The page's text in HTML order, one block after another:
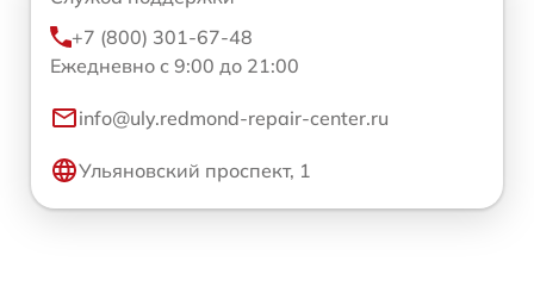
+7 (800) 301-67-48
Ежедневно с 9:00 до 21:00
info@uly.redmond-repair-center.ru
Ульяновский проспект, 1